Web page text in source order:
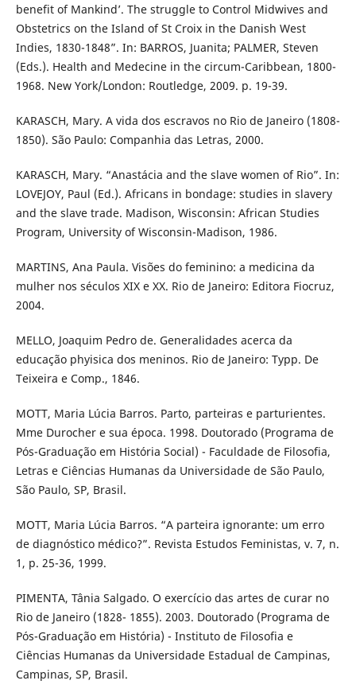
benefit of Mankind’. The struggle to Control Midwives and
Obstetrics on the Island of St Croix in the Danish West
Indies, 1830-1848”. In: BARROS, Juanita; PALMER, Steven
(Eds.). Health and Medecine in the circum-Caribbean, 1800-
1968. New York/London: Routledge, 2009. p. 19-39.
KARASCH, Mary. A vida dos escravos no Rio de Janeiro (1808-
1850). São Paulo: Companhia das Letras, 2000.
KARASCH, Mary. “Anastácia and the slave women of Rio”. In:
LOVEJOY, Paul (Ed.). Africans in bondage: studies in slavery
and the slave trade. Madison, Wisconsin: African Studies
Program, University of Wisconsin-Madison, 1986.
MARTINS, Ana Paula. Visões do feminino: a medicina da
mulher nos séculos XIX e XX. Rio de Janeiro: Editora Fiocruz,
2004.
MELLO, Joaquim Pedro de. Generalidades acerca da
educação phyisica dos meninos. Rio de Janeiro: Typp. De
Teixeira e Comp., 1846.
MOTT, Maria Lúcia Barros. Parto, parteiras e parturientes.
Mme Durocher e sua época. 1998. Doutorado (Programa de
Pós-Graduação em História Social) - Faculdade de Filosofia,
Letras e Ciências Humanas da Universidade de São Paulo,
São Paulo, SP, Brasil.
MOTT, Maria Lúcia Barros. “A parteira ignorante: um erro
de diagnóstico médico?”. Revista Estudos Feministas, v. 7, n.
1, p. 25-36, 1999.
PIMENTA, Tânia Salgado. O exercício das artes de curar no
Rio de Janeiro (1828- 1855). 2003. Doutorado (Programa de
Pós-Graduação em História) - Instituto de Filosofia e
Ciências Humanas da Universidade Estadual de Campinas,
Campinas, SP, Brasil.